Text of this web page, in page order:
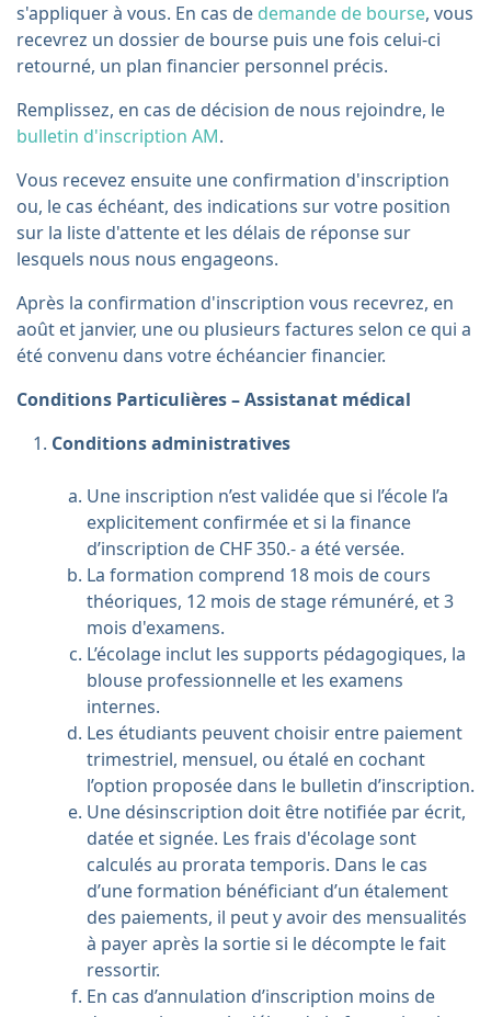
s'appliquer à vous. En cas de demande de bourse, vous
recevrez un dossier de bourse puis une fois celui-ci
retourné, un plan financier personnel précis.
Remplissez, en cas de décision de nous rejoindre, le
bulletin d'inscription AM.
Vous recevez ensuite une confirmation d'inscription
ou, le cas échéant, des indications sur votre position
sur la liste d'attente et les délais de réponse sur
lesquels nous nous engageons.
Après la confirmation d'inscription vous recevrez, en
août et janvier, une ou plusieurs factures selon ce qui a
été convenu dans votre échéancier financier.
Conditions Particulières – Assistanat médical
Conditions administratives
Une inscription n’est validée que si l’école l’a
explicitement confirmée et si la finance
d’inscription de CHF 350.- a été versée.
La formation comprend 18 mois de cours
théoriques, 12 mois de stage rémunéré, et 3
mois d'examens.
L’écolage inclut les supports pédagogiques, la
blouse professionnelle et les examens
internes.
Les étudiants peuvent choisir entre paiement
trimestriel, mensuel, ou étalé en cochant
l’option proposée dans le bulletin d’inscription.
Une désinscription doit être notifiée par écrit,
datée et signée. Les frais d'écolage sont
calculés au prorata temporis. Dans le cas
d’une formation bénéficiant d’un étalement
des paiements, il peut y avoir des mensualités
à payer après la sortie si le décompte le fait
ressortir.
En cas d’annulation d’inscription moins de